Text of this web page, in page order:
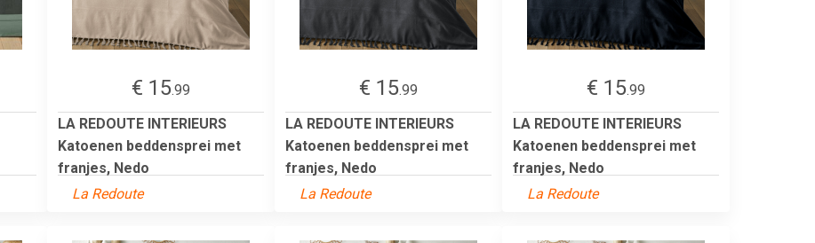
€ 15.99
LA REDOUTE INTERIEURS
Katoenen beddensprei met
franjes, Nedo
La Redoute
€ 15.99
LA REDOUTE INTERIEURS
Katoenen beddensprei met
franjes, Nedo
La Redoute
€ 15.99
LA REDOUTE INTERIEURS
Katoenen beddensprei met
franjes, Nedo
La Redoute